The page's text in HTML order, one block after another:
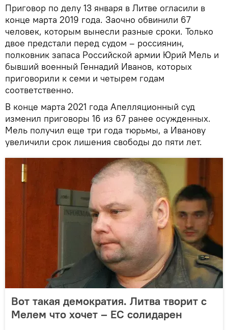
Приговор по делу 13 января в Литве огласили в
конце марта 2019 года. Заочно обвинили 67
человек, которым вынесли разные сроки. Только
двое предстали перед судом – россиянин,
полковник запаса Российской армии Юрий Мель и
бывший военный Геннадий Иванов, которых
приговорили к семи и четырем годам
соответственно.
В конце марта 2021 года Апелляционный суд
изменил приговоры 16 из 67 ранее осужденных.
Мель получил еще три года тюрьмы, а Иванову
увеличили срок лишения свободы до пяти лет.
Вот такая демократия. Литва творит с
Мелем что хочет – ЕС солидарен